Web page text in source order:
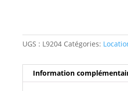
UGS : L9204 Catégories:
Information